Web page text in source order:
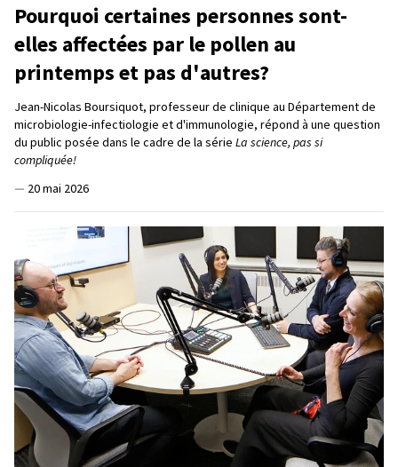
Pourquoi certaines personnes sont-
elles affectées par le pollen au
printemps et pas d'autres?
Jean-Nicolas Boursiquot, professeur de clinique au Département de
microbiologie-infectiologie et d'immunologie, répond à une question
du public posée dans le cadre de la série La science, pas si
compliquée!
— 20 mai 2026